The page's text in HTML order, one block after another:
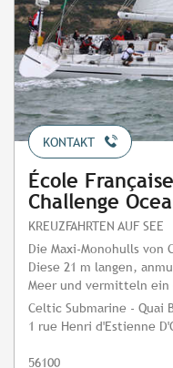
KONTAKT
École
Challenge
KREUZFAHRTEN AUF SEE
Die Maxi-Monohulls von
Diese 21 m langen,
Meer und vermitteln
Celtic Submarine - Quai
1 rue Henri d'Estienne
56100